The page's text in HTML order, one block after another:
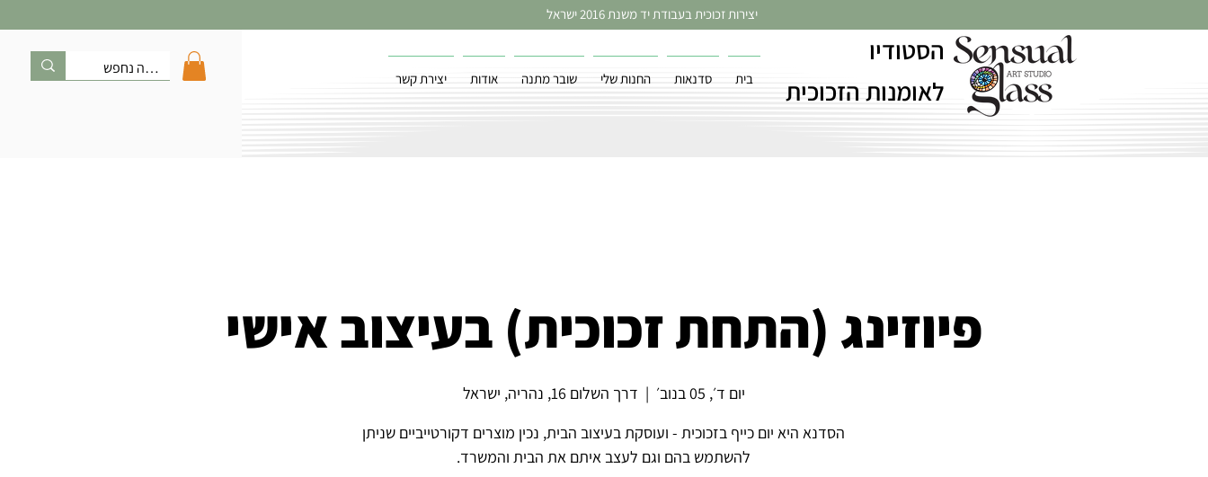
בית סדנאות החנות שלי שובר מתנה אודות יצירת קשר
הסטודיו
לאומנות הזכוכית
יצירות זכוכית בעבודת יד משנת 2016 ישראל
פיוזינג (התחת זכוכית) בעיצוב אישי
יום ד׳, 05 בנוב׳
  |
דרך השלום 16, נהריה, ישראל
הסדנא היא יום כייף בזכוכית - ועוסקת בעיצוב הבית, נכין מוצרים דקורטייביים שניתן
להשתמש בהם וגם לעצב איתם את הבית והמשרד.